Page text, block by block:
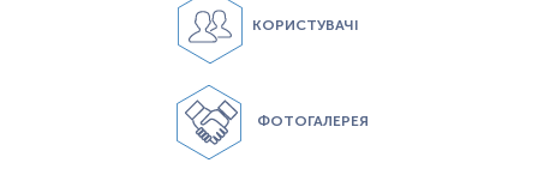
КОРИСТУВАЧІ
ФОТОГАЛЕРЕЯ